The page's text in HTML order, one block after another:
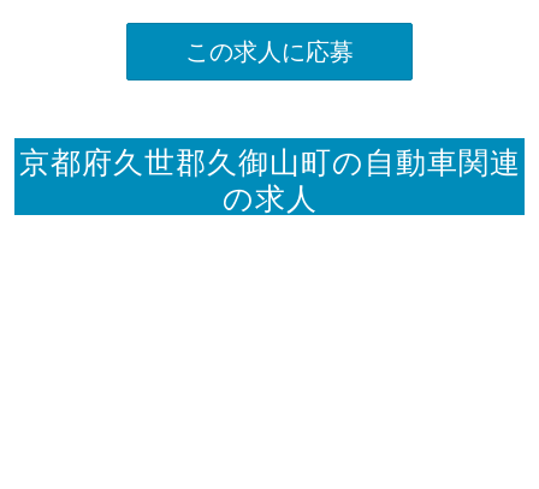
この求人に応募
京都府久世郡久御山町の自動車関連
の求人